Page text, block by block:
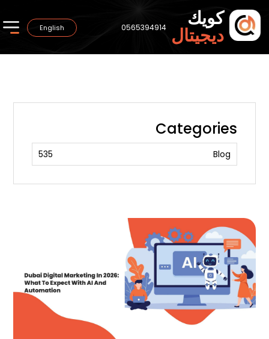
كويك
ديجيتال 0565394914
English
Categories
Blog
535